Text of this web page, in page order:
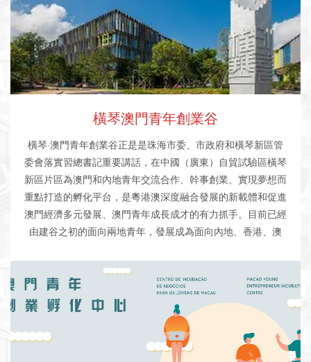
且可同時享有北科大的育成服務，共同區開放座位月租金
3,500元起/人，獨立辦公室22,000元起/間，包含辦公OA、水
電冷氣、WIFI、影印、秘書服務等，可公司登記，目前有限
量優惠方案實施中，歡迎來電洽詢！
橫琴澳門青年創業谷
橫琴·澳門青年創業谷正是是珠海市委、市政府和橫琴新區管
委會落實習總書記重要講話，在中國（廣東）自貿試驗區橫琴
新區片區為澳門和內地青年交流合作、幹事創業、實現夢想而
重點打造的孵化平台，是粵港澳深度融合發展的新載體和促進
澳門經濟多元發展、澳門青年成長成才的有力抓手。目前已經
由建谷之初的面向兩地青年，發展成為面向內地、香港、澳
谷由橫琴管委會發起，旨在整合政府、高校、企
業、社會團體的資源和服務，聯合打造企業的一站式服務平台
和創業平台，建立“ 創業 載體+創新資源+創投資本”的立體孵化
模式，為企業打造一條“苗圃—孵化器—
”的可持續發展
的成長路線圖，助推企業迅速發展壯大。計劃經過1年基礎
期、2-3年發展期、4年走向成熟期，希望到2020年培育十家